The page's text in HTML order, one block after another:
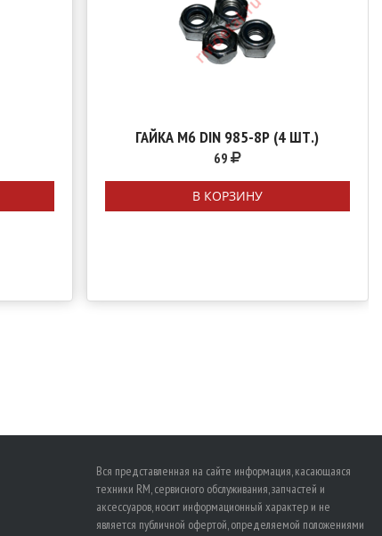
ГАЙКА M6 DIN 985-8Р (4 ШТ.)
69
В КОРЗИНУ
Вся представленная на сайте информация, касающаяся
техники RM, сервисного обслуживания, запчастей и
аксессуаров, носит информационный характер и не
является публичной офертой, определяемой положениями